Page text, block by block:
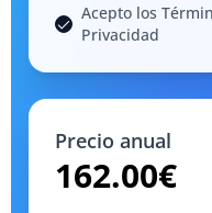
Acepto los
Privacidad
Precio anual
162.00€